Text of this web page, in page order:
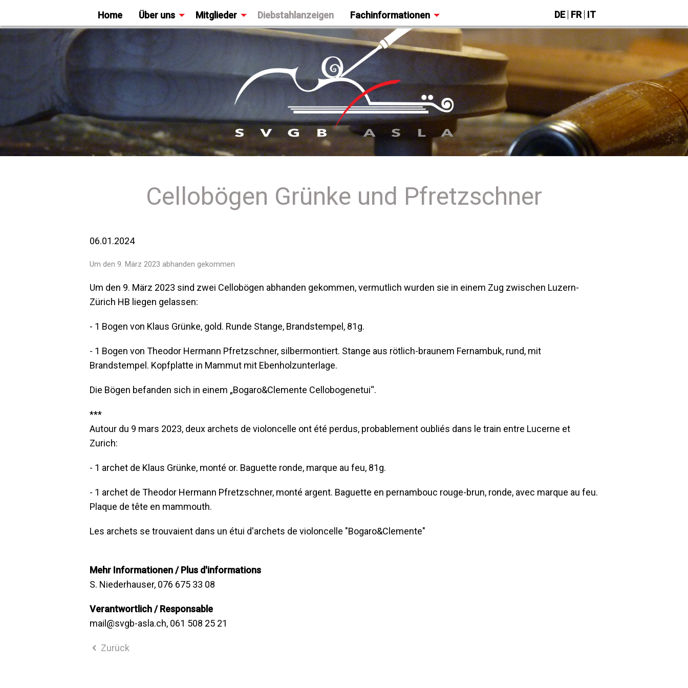
Home Über uns Mitglieder Diebstahlanzeigen Fachinformationen DE FR IT
Cellobögen Grünke und Pfretzschner
06.01.2024
Um den 9. März 2023 abhanden gekommen
Um den 9. März 2023 sind zwei Cellobögen abhanden gekommen, vermutlich wurden sie in einem Zug zwischen Luzern-
Zürich HB liegen gelassen:
- 1 Bogen von Klaus Grünke, gold. Runde Stange, Brandstempel, 81g.
- 1 Bogen von Theodor Hermann Pfretzschner, silbermontiert. Stange aus rötlich-braunem Fernambuk, rund, mit
Brandstempel. Kopfplatte in Mammut mit Ebenholzunterlage.
Die Bögen befanden sich in einem „Bogaro&Clemente Cellobogenetui“.
***
Autour du 9 mars 2023, deux archets de violoncelle ont été perdus, probablement oubliés dans le train entre Lucerne et
Zurich:
- 1 archet de Klaus Grünke, monté or. Baguette ronde, marque au feu, 81g.
- 1 archet de Theodor Hermann Pfretzschner, monté argent. Baguette en pernambouc rouge-brun, ronde, avec marque au feu.
Plaque de tête en mammouth.
Les archets se trouvaient dans un étui d'archets de violoncelle "Bogaro&Clemente"
Mehr Informationen / Plus d'informations
S. Niederhauser, 076 675 33 08
Verantwortlich / Responsable
mail@svgb-asla.ch, 061 508 25 21
Zurück